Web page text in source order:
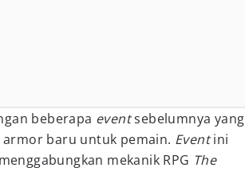
beberapa eventsebelumnya yang
baru untuk pemain. Eventini
mekanik RPG The